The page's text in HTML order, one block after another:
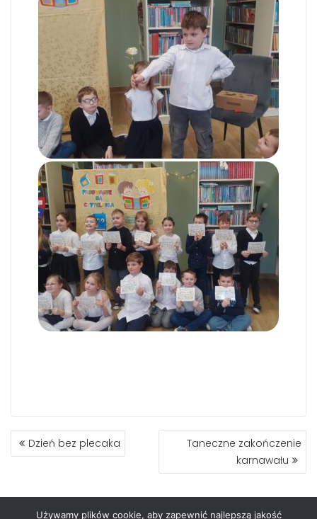
Dzień bez plecaka
Taneczne zakończenie
karnawału
Używamy plików cookie, aby zapewnić najlepszą jakość